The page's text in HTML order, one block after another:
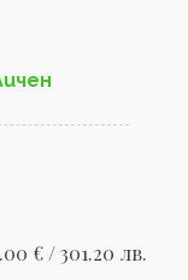
€ / 301.20 лв.